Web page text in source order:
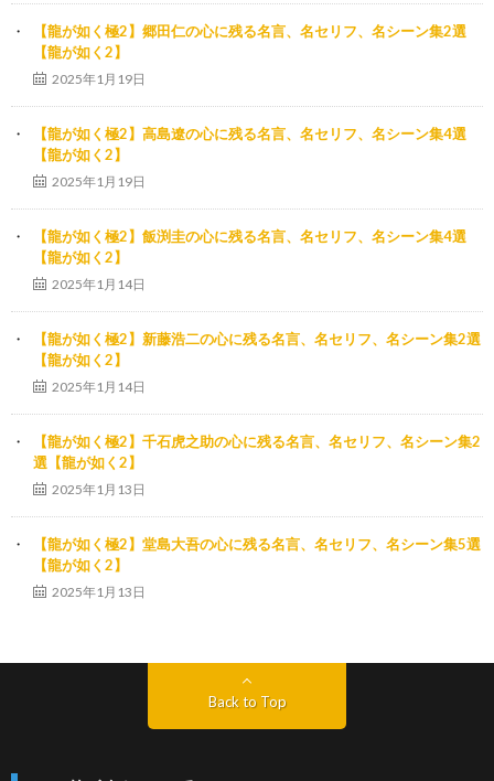
【龍が如く極2】郷田仁の心に残る名言、名セリフ、名シーン集2選
【龍が如く2】
2025年1月19日
【龍が如く極2】高島遼の心に残る名言、名セリフ、名シーン集4選
【龍が如く2】
2025年1月19日
【龍が如く極2】飯渕圭の心に残る名言、名セリフ、名シーン集4選
【龍が如く2】
2025年1月14日
【龍が如く極2】新藤浩二の心に残る名言、名セリフ、名シーン集2選
【龍が如く2】
2025年1月14日
【龍が如く極2】千石虎之助の心に残る名言、名セリフ、名シーン集2
選【龍が如く2】
2025年1月13日
【龍が如く極2】堂島大吾の心に残る名言、名セリフ、名シーン集5選
【龍が如く2】
2025年1月13日
Back to Top